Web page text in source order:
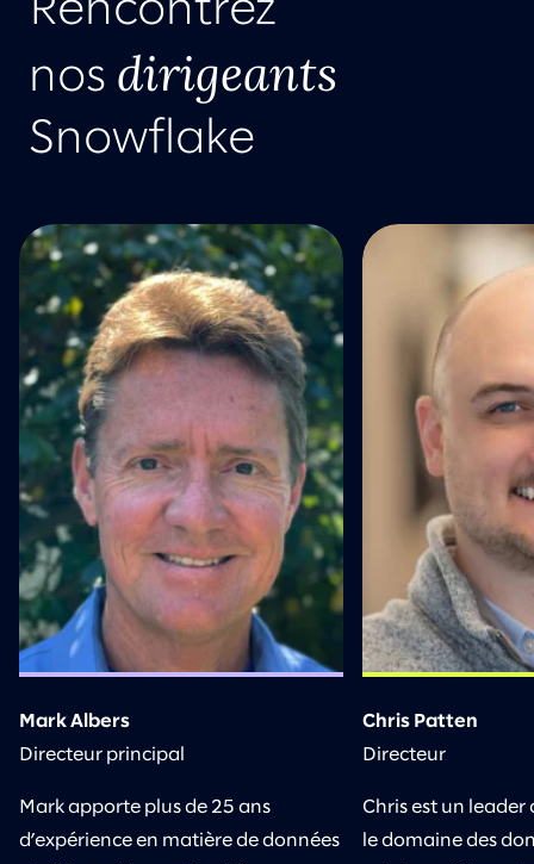
Rencontrez
nos dirigeants
Snowflake
Mark Albers
Directeur principal
Mark apporte plus de 25 ans
d’expérience en matière de données
Chris Patten
Directeur
Chris est un leader
le domaine des